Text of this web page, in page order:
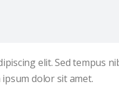
elit. Sed tempus
dolor sit amet.